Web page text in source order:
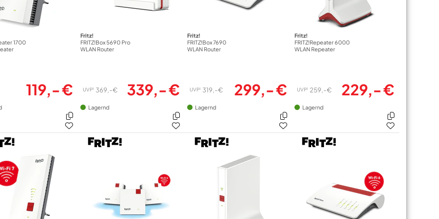
1700
119,- €
Fritz!
FRITZ!Box 5690 Pro
WLAN Router
UVP1 369,- € 339,- €
Lagernd
Fritz!
FRITZ!Box 7690
WLAN Router
UVP1 319,- € 299,- €
Lagernd
Fritz!
FRITZ!Repeater 6000
WLAN Repeater
UVP1 259,- € 229,- €
Lagernd